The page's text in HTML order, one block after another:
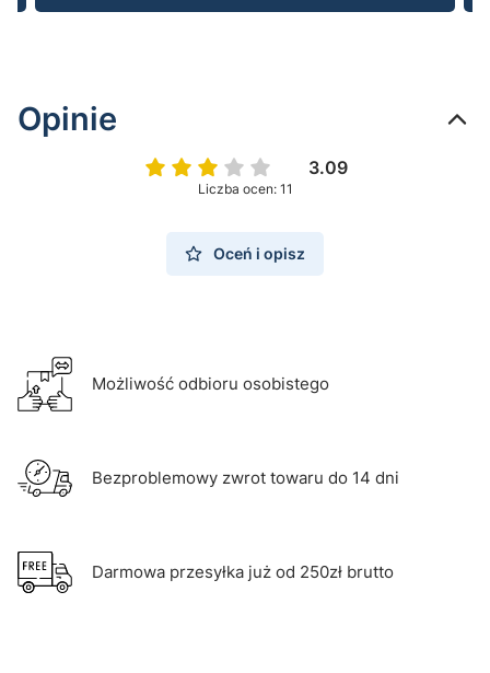
Opinie
3.09
Liczba ocen: 11
Oceń i opisz
Możliwość odbioru osobistego
Bezproblemowy zwrot towaru do 14 dni
Darmowa przesyłka już od 250zł brutto